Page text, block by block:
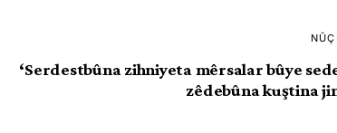
‘Serdestbûna zihniyeta mêrsalar bûye
zêdebûna kuştina